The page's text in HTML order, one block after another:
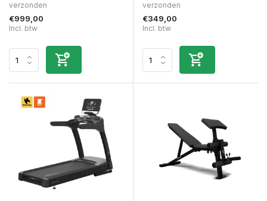
verzonden
€999,00
Incl. btw
verzonden
€349,00
Incl. btw